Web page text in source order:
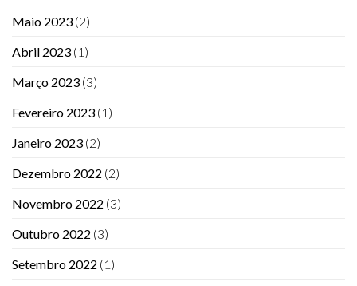
Maio 2023 (2)
Abril 2023 (1)
Março 2023 (3)
Fevereiro 2023 (1)
Janeiro 2023 (2)
Dezembro 2022 (2)
Novembro 2022 (3)
Outubro 2022 (3)
Setembro 2022 (1)